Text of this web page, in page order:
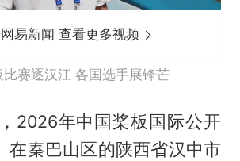
易新闻 查看更多视频
赛逐汉江 各国选手展锋芒
2026年中国桨板国际公开
在秦巴山区的陕西省汉中市